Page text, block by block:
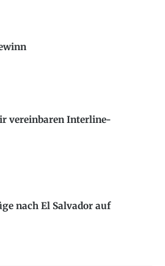
vereinbaren Interline-
nach El Salvador auf